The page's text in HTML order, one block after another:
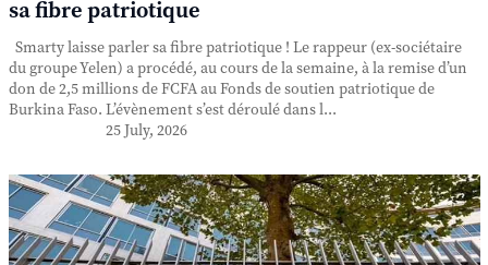
sa fibre patriotique
Smarty laisse parler sa fibre patriotique ! Le rappeur (ex-sociétaire
du groupe Yelen) a procédé, au cours de la semaine, à la remise d’un
don de 2,5 millions de FCFA au Fonds de soutien patriotique de
Burkina Faso. L’évènement s’est déroulé dans l...
25 July, 2026